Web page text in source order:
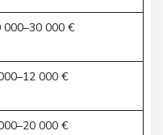
000–30 000 €
000 €
000 €